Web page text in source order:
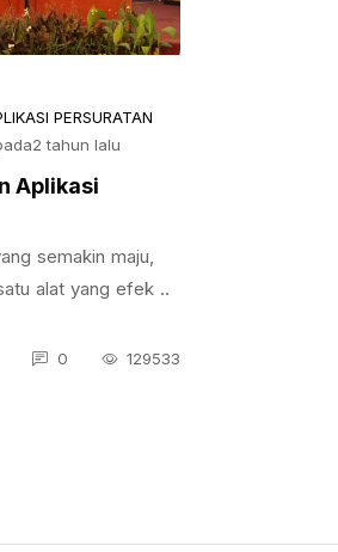
PERSURATAN
tahun lalu
Aplikasi
semakin maju,
alat yang efek ..
0 129533